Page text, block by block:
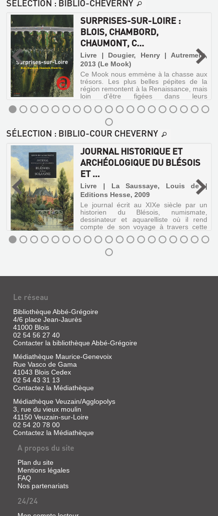
SÉLECTION : BIBLIO-CHEVERNY
SURPRISES-SUR-LOIRE :
BLOIS, CHAMBORD,
CHAUMONT, C...
Livre | Dougier, Henry | Autrement,
2013 (Le Mook)
Ce Mook nous emmène à la chasse aux
trésors. Les plus belles pépites de la
région remontent à la Renaissance, mais
loin d'être figées dans leurs
somptueuses montures, elles ont su
sortir du cadre pour plaire aux temps
présents. A ...
SURPRISES-
SUR-
LOIRE
:
BLOIS,
CHAMBORD,
CHAUMONT,
C...
Livre
|
Dougier,
Henry
Ce
nous
emmène
à
la
chasse
trésors.
Les
plus
belles
pépites
la
région
remontent
à
la
Renaissance,
mais
loin
d'être
figées
dans
leurs
somptueuses
montures,
elles
SÉLECTION : BIBLIO-COUR CHEVERNY
JOURNAL HISTORIQUE ET
ARCHÉOLOGIQUE DU BLÉSOIS
ET ...
Livre | La Saussaye, Louis de |
Editions Hesse, 2009
Le journal écrit au XIXe siècle par un
historien du Blésois, numismate,
dessinateur et aquarelliste où il rend
compte de son voyage à travers cette
région de faits archéologiques,
historiques et personnels.
ARCHÉOLOGIQUE
DU
BLÉSOIS
ET
...
|
La
Saussaye,
Louis
de
|
Editions
Hesse,
2009
journal
écrit
au
XIXe
siècle
par
un
historien
du
Le réseau
Bibliothèque Abbé-Grégoire
4/6 place Jean-Jaurès
41000 Blois
02 54 56 27 40
Contacter la bibliothèque Abbé-Grégoire
Médiathèque Maurice-Genevoix
Rue Vasco de Gama
41043 Blois Cedex
02 54 43 31 13
Contactez la Médiathèque
Médiathèque Veuzain/Agglopolys
3, rue du vieux moulin
41150 Veuzain-sur-Loire
02 54 20 78 00
Contactez la Médiathèque
A propos du site
Plan du site
Mentions légales
FAQ
Nos partenariats
24/24